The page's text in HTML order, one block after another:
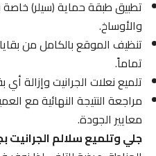
تطبيق طبقة حماية (سيلر) خاصة
والأوساخ.
تنظيف الموقع بالكامل من بقايا
تماماً.
تلميع نعلات الجرانيت وإزالة أي
مراجعة النتيجة النهائية مع
معايير الجودة.
جلي وتلميع سلالم الجرانيت